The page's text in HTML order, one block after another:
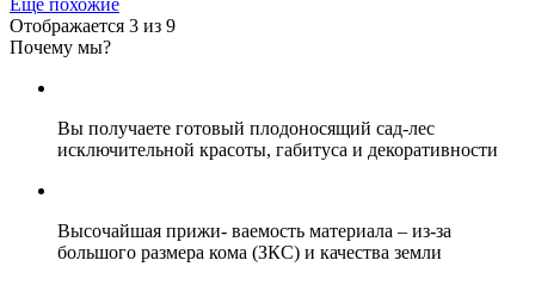
Еще похожие
Отображается 3 из 9
Почему мы?
Вы получаете готовый плодоносящий сад-лес
исключительной красоты, габитуса и декоративности
Высочайшая прижи- ваемость материала – из-за
большого размера кома (ЗКС) и качества земли